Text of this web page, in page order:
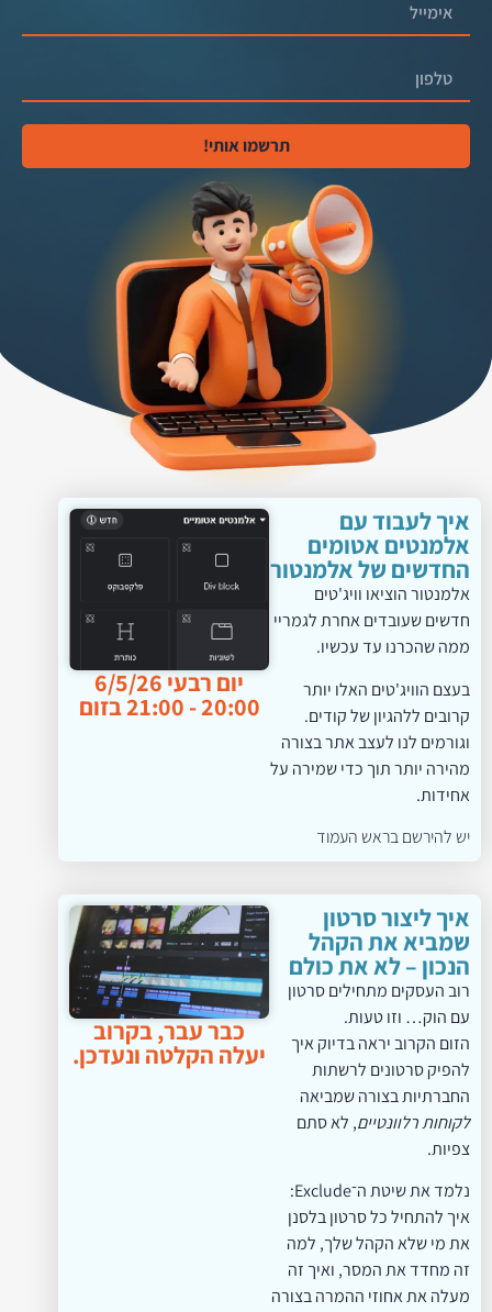
תרשמו אותי!
איך לעבוד עם
אלמנטים אטומים
החדשים של אלמנטור
אלמנטור הוציאו וויג'טים
חדשים שעובדים אחרת לגמריי
ממה שהכרנו עד עכשיו.
בעצם הוויג'טים האלו יותר
קרובים ללהגיון של קודים.
וגורמים לנו לעצב אתר בצורה
מהירה יותר תוך כדי שמירה על
אחידות.
יש להירשם בראש העמוד
יום רבעי 6/5/26
20:00 - 21:00 בזום
איך ליצור סרטון
שמביא את הקהל
הנכון – לא את כולם
רוב העסקים מתחילים סרטון
עם הוק… וזו טעות.
הזום הקרוב יראה בדיוק איך
להפיק סרטונים לרשתות
החברתיות בצורה שמביאה
לקוחות רלוונטיים, לא סתם
צפיות.
נלמד את שיטת ה־Exclude:
איך להתחיל כל סרטון בלסנן
את מי שלא הקהל שלך, למה
זה מחדד את המסר, ואיך זה
מעלה את אחוזי ההמרה בצורה
כבר עבר, בקרוב
יעלה הקלטה ונעדכן.